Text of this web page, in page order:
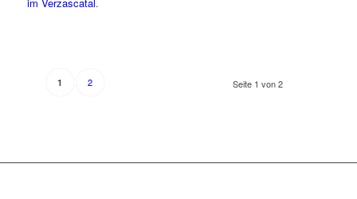
Seite 1 von 2
1 2